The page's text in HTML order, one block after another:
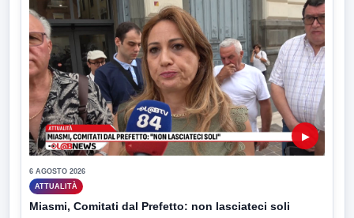
▶
6 AGOSTO 2026
ATTUALITÀ
Miasmi, Comitati dal Prefetto: non lasciateci soli